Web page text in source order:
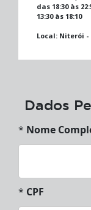
das 18:30 às
13:30 às 18:10
Local: Niterói -
Dados
* Nome
* CPF